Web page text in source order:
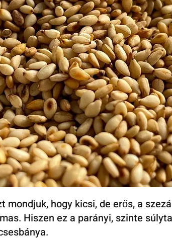
mondjuk, hogy kicsi, de erős, a
Hiszen ez a parányi, szinte